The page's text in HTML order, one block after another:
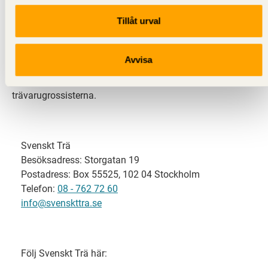
Tillåt urval
Avvisa
Svenskt Trä representerar svensk sågverksindustri
och är en del av branschorganisationen
svensk limträ-, KL-trä- och förpackningsindustri samt
trävarugrossisterna.
Svenskt Trä
Besöksadress: Storgatan 19
Postadress: Box 55525, 102 04 Stockholm
Telefon: 08 - 762 72 60
info@svenskttra.se
Följ Svenskt Trä här: